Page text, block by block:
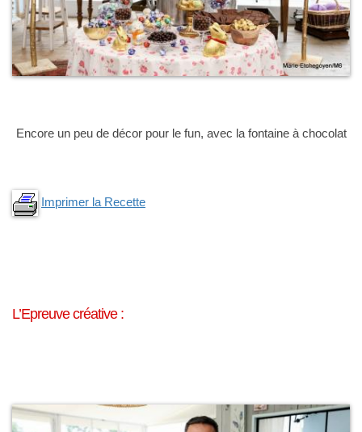
Encore un peu de décor pour le fun, avec la fontaine à chocolat
Imprimer la Recette
L’Epreuve créative :